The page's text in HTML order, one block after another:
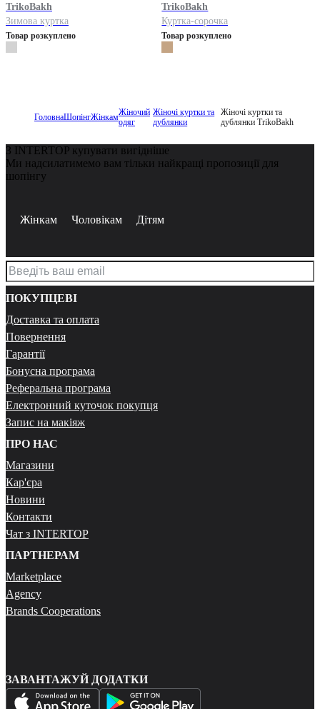
TrikoBakh
Зимова куртка
Товар розкуплено
TrikoBakh
Куртка-сорочка
Товар розкуплено
ГоловнаШопінгЖінкамЖіночий
одяг
Жіночі куртки та
дублянки
Жіночі куртки та
дублянки TrikoBakh
З INTERTOP купувати вигідніше
Ми надсилатимемо вам тільки найкращі пропозиції для
шопінгу
Жінкам Чоловікам Дітям
ПОКУПЦЕВІ
Доставка та оплата
Повернення
Гарантії
Бонусна програма
Реферальна програма
Електронний куточок покупця
Запис на макіяж
ПРО НАС
Магазини
Кар'єра
Новини
Контакти
Чат з INTERTOP
ПАРТНЕРАМ
Marketplace
Agency
Brands Cooperations
ЗАВАНТАЖУЙ ДОДАТКИ